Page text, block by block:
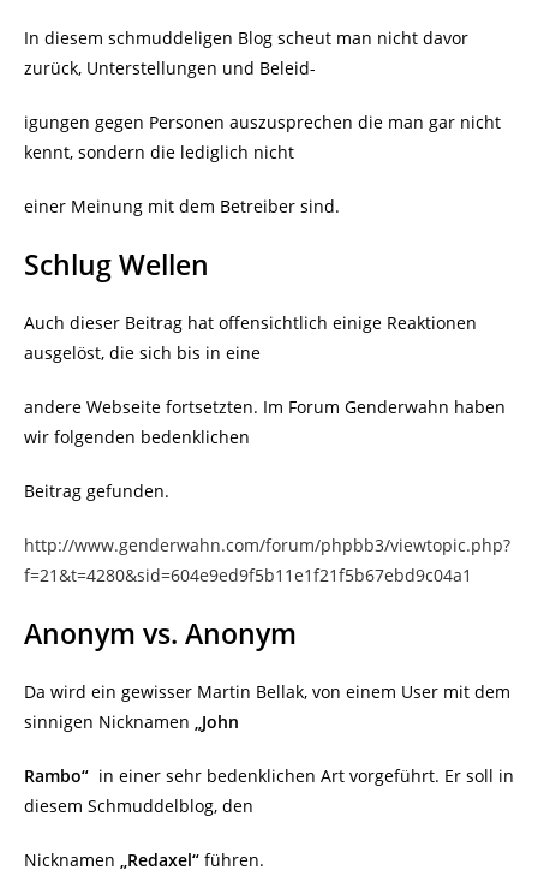
In diesem schmuddeligen Blog scheut man nicht davor
zurück, Unterstellungen und Beleid-
igungen gegen Personen auszusprechen die man gar nicht
kennt, sondern die lediglich nicht
einer Meinung mit dem Betreiber sind.
Schlug Wellen
Auch dieser Beitrag hat offensichtlich einige Reaktionen
ausgelöst, die sich bis in eine
andere Webseite fortsetzten. Im Forum Genderwahn haben
wir folgenden bedenklichen
Beitrag gefunden.
http://www.genderwahn.com/forum/phpbb3/viewtopic.php?
f=21&t=4280&sid=604e9ed9f5b11e1f21f5b67ebd9c04a1
Anonym vs. Anonym
Da wird ein gewisser Martin Bellak, von einem User mit dem
sinnigen Nicknamen „John
Rambo“ in einer sehr bedenklichen Art vorgeführt. Er soll in
diesem Schmuddelblog, den
Nicknamen „Redaxel“ führen.